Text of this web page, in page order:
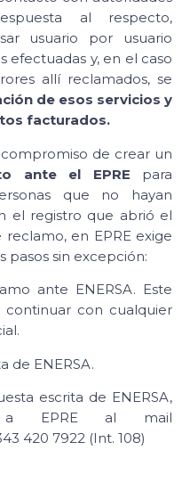
al respecto,
usuario por usuario
efectuadas y, en el caso
allí reclamados, se
de esos servicios y
facturados.
de crear un
ante el EPRE para
que no hayan
el registro que abrió el
en EPRE exige
pasos sin excepción:
ante ENERSA. Este
continuar con cualquier
de ENERSA.
escrita de ENERSA,
EPRE al mail
420 7922 (Int. 108)